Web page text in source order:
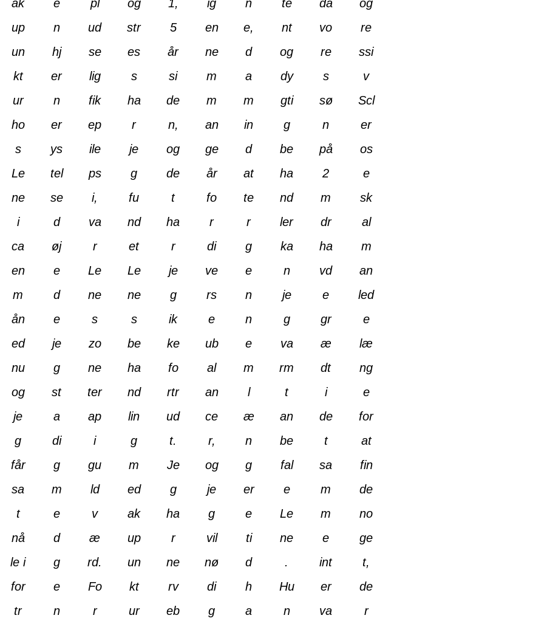
ak
up
un
kt
ur
ho
s
Le
ne
i
ca
en
m
ån
ed
nu
og
je
g
får
sa
t
nå
le i
for
tr
e
n
hj
er
n
er
ys
tel
se
d
øj
e
d
e
je
g
st
a
di
g
m
e
d
g
e
n
pl
ud
se
lig
fik
ep
ile
ps
i,
va
r
Le
ne
s
zo
ne
ter
ap
i
gu
ld
v
æ
rd.
Fo
r
og
str
es
s
ha
r
je
g
fu
nd
et
Le
ne
s
be
ha
nd
lin
g
m
ed
ak
up
un
kt
ur
1,
5
år
si
de
n,
og
de
t
ha
r
je
g
ik
ke
fo
rtr
ud
t.
Je
g
ha
r
ne
rv
eb
ig
en
ne
m
m
an
ge
år
fo
r
di
ve
rs
e
ub
al
an
ce
r,
og
je
g
vil
nø
di
g
n
e,
d
a
m
in
d
at
te
r
g
e
n
n
e
m
l
æ
n
g
er
e
ti
d
h
a
te
nt
og
dy
gti
g
be
ha
nd
ler
ka
n
je
g
va
rm
t
an
be
fal
e
Le
ne
.
Hu
n
da
vo
re
s
sø
n
på
2
m
dr
ha
vd
e
gr
æ
dt
i
de
t
sa
m
m
e
int
er
va
og
re
ssi
v
Scl
er
os
e
sk
al
m
an
led
e
læ
ng
e
for
at
fin
de
no
ge
t,
de
r